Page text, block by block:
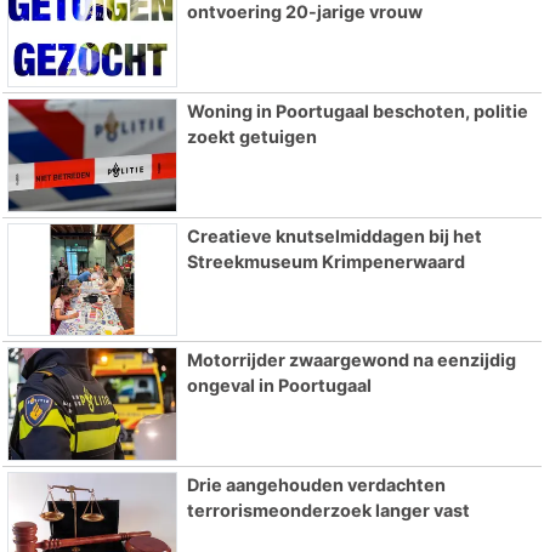
ontvoering 20-jarige vrouw
Woning in Poortugaal beschoten, politie
zoekt getuigen
Creatieve knutselmiddagen bij het
Streekmuseum Krimpenerwaard
Motorrijder zwaargewond na eenzijdig
ongeval in Poortugaal
Drie aangehouden verdachten
terrorismeonderzoek langer vast